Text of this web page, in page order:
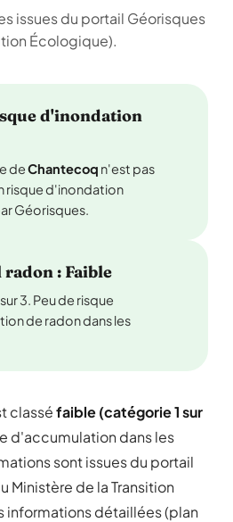
issues du portail Géorisques
Écologique).
d'inondation
deChantecoq n'est pas
risque d'inondation
Géorisques.
: Faible
3. Peu de risque
de radon dans les
classéfaible (catégorie 1 sur
d'accumulation dans les
sont issues du portail
Ministère de la Transition
informations détaillées (plan